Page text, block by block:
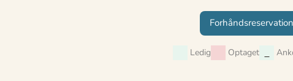
Forhåndsreservation
Ledig Optaget